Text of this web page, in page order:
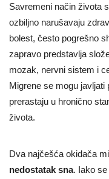
Savremeni način života
ozbiljno narušavaju
bolest, često pogrešno
zapravo predstavlja
mozak, nervni sistem i
Migrene se mogu javljati
prerastaju u hronično
života.
Dva najčešća okidača
nedostatak sna. Iako